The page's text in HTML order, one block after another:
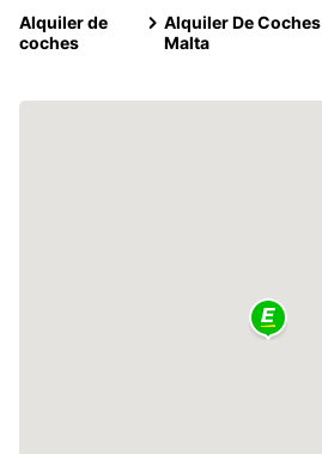
Alquiler de
coches
Alquiler De Coches
Malta